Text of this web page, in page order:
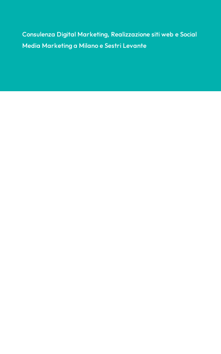
Consulenza Digital Marketing, Realizzazione siti web e Social
Media Marketing a Milano e Sestri Levante